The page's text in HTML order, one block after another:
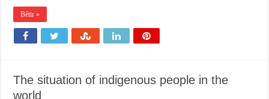
Bêtir »
The situation of indigenous people in the
world